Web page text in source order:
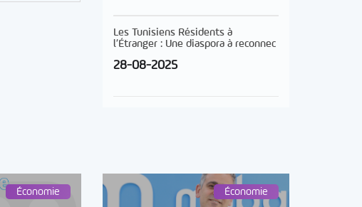
Les Tunisiens Résidents à
l’Étranger : Une diaspora à reconnec
28-08-2025
Économie Économie